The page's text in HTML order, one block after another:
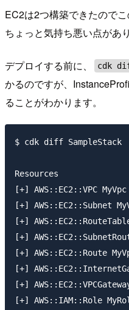
EC2は2つ構築できたのでこ
ちょっと気持ち悪い点があり
デプロイする前に、 cdk
かるのですが、
ることがわかります。
$ cdk diff SampleStack
Resources
[+] AWS::EC2::VPC MyVpc
[+] AWS::EC2::Subnet
[+]
[+]
[+] AWS::EC2::Route
[+]
[+]
[+] AWS::IAM::Role